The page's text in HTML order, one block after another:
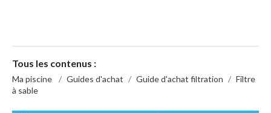
Tous les contenus :
Ma piscine / Guides d'achat / Guide d'achat filtration / Filtre
à sable